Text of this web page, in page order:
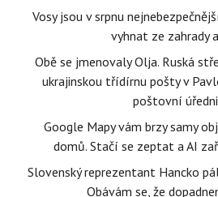
Vosy jsou v srpnu
vyhnat ze zahrady
Obě se jmenovaly Olja. Ruská
ukrajinskou třídírnu pošty v
poštovní
Google Mapy vám brzy samy
domů. Stačí se zeptat a AI
Slovenský reprezentant Hancko
Obávám se, že